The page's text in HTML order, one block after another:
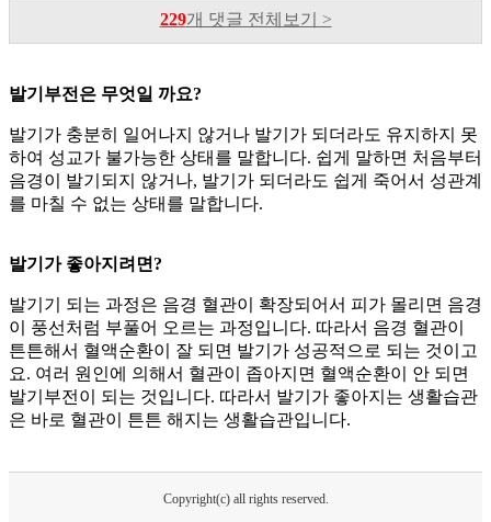
229개 댓글 전체보기 >
발기부전은 무엇일 까요?
발기가 충분히 일어나지 않거나 발기가 되더라도 유지하지 못
하여 성교가 불가능한 상태를 말합니다. 쉽게 말하면 처음부터
음경이 발기되지 않거나, 발기가 되더라도 쉽게 죽어서 성관계
를 마칠 수 없는 상태를 말합니다.
발기가 좋아지려면?
발기기 되는 과정은 음경 혈관이 확장되어서 피가 몰리면 음경
이 풍선처럼 부풀어 오르는 과정입니다. 따라서 음경 혈관이
튼튼해서 혈액순환이 잘 되면 발기가 성공적으로 되는 것이고
요. 여러 원인에 의해서 혈관이 좁아지면 혈액순환이 안 되면
발기부전이 되는 것입니다. 따라서 발기가 좋아지는 생활습관
은 바로 혈관이 튼튼 해지는 생활습관입니다.
Copyright(c) all rights reserved.